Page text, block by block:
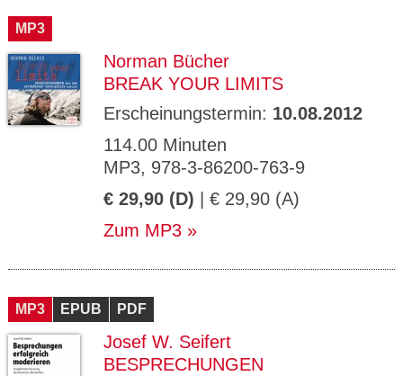
MP3
Norman Bücher
BREAK YOUR LIMITS
Erscheinungstermin: 10.08.2012
114.00 Minuten
MP3, 978-3-86200-763-9
€ 29,90 (D) | € 29,90 (A)
Zum MP3
MP3 EPUB PDF
Josef W. Seifert
BESPRECHUNGEN